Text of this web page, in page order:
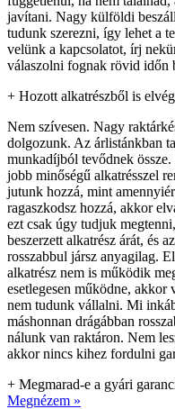
javítani. Nagy külföldi
tudunk szerezni, így lehet a
velünk a kapcsolatot, írj
válaszolni fognak rövid időn
+ Hozott alkatrészből is
Nem szívesen. Nagy
dolgozunk. Az árlistánkban
munkadíjból tevődnek
jobb minőségű alkatrésszel
jutunk hozzá, mint
ragaszkodsz hozzá, akkor
ezt csak úgy tudjuk
beszerzett alkatrész árát, és
rosszabbul jársz anyagilag.
alkatrész nem is működik
esetlegesen működne, akkor
nem tudunk vállalni. Mi
máshonnan drágábban
nálunk van raktáron. Nem
akkor nincs kihez fordulni
+ Megmarad-e a gyári
Megnézem »